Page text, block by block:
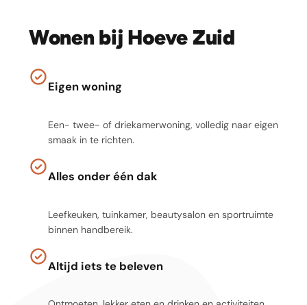
Wonen bij Hoeve Zuid
Eigen woning
Een- twee- of driekamerwoning, volledig naar eigen
smaak in te richten.
Alles onder één dak
Leefkeuken, tuinkamer, beautysalon en sportruimte
binnen handbereik.
Altijd iets te beleven